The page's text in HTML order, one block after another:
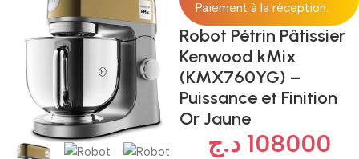
Paiement à la réception.
Robot Pétrin Pâtissier
Kenwood kMix
(KMX760YG) –
Puissance et Finition
Or Jaune
108000 د.ج